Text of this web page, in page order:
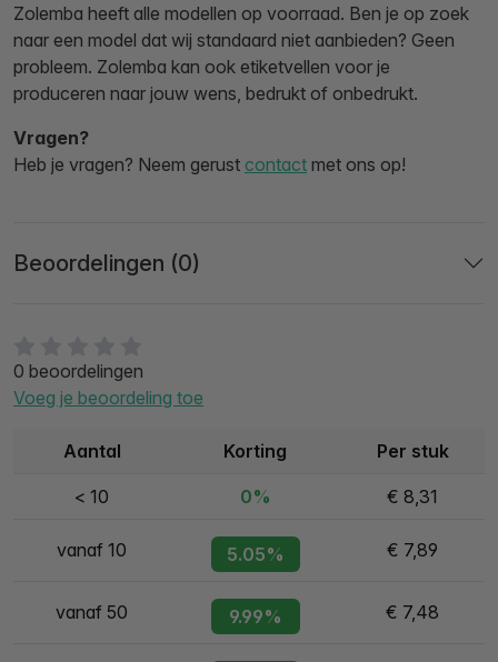
0 beoordelingen
Voeg je beoordeling toe
Aantal Korting Per stuk
< 10 0% € 8,31
vanaf 10 5.05% € 7,89
vanaf 50 9.99% € 7,48
Zolemba heeft alle modellen op voorraad. Ben je op zoek
naar een model dat wij standaard niet aanbieden? Geen
probleem. Zolemba kan ook etiketvellen voor je
produceren naar jouw wens, bedrukt of onbedrukt.
Vragen?
Heb je vragen? Neem gerust contact met ons op!
Beoordelingen (0)